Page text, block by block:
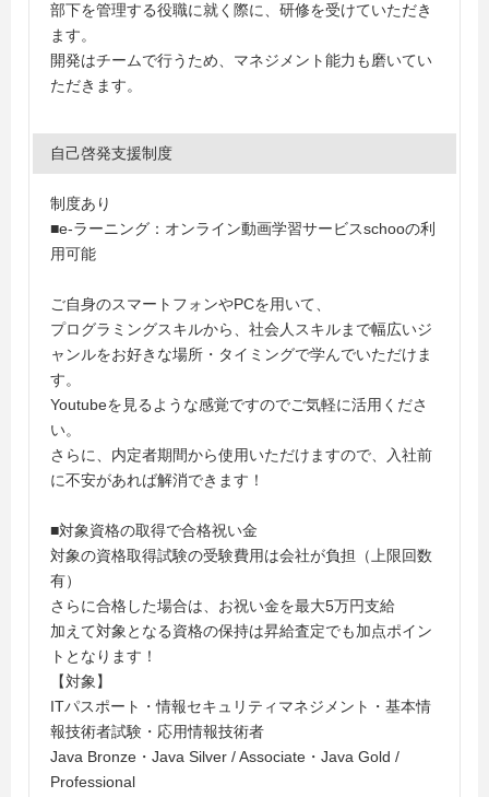
部下を管理する役職に就く際に、研修を受けていただき
ます。
開発はチームで行うため、マネジメント能力も磨いてい
ただきます。
自己啓発支援制度
制度あり
■e-ラーニング：オンライン動画学習サービスschooの利
用可能
ご自身のスマートフォンやPCを用いて、
プログラミングスキルから、社会人スキルまで幅広いジ
ャンルをお好きな場所・タイミングで学んでいただけま
す。
Youtubeを見るような感覚ですのでご気軽に活用くださ
い。
さらに、内定者期間から使用いただけますので、入社前
に不安があれば解消できます！
■対象資格の取得で合格祝い金
対象の資格取得試験の受験費用は会社が負担（上限回数
有）
さらに合格した場合は、お祝い金を最大5万円支給
加えて対象となる資格の保持は昇給査定でも加点ポイン
トとなります！
【対象】
ITパスポート・情報セキュリティマネジメント・基本情
報技術者試験・応用情報技術者
Java Bronze・Java Silver / Associate・Java Gold /
Professional